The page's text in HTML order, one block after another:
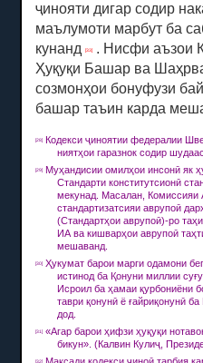
ҷинояти дигар содир
маълумоти марбут ба
кунанд[33] . Нисфи аъзои
Ҳуқуқи Башар ва
созмонҳои бонуфузи
башар таъин карда
[28]
Кодекси ҷиноятии федералии
ниятҳои гаразнок содир
[29]
Муҳандисии омилҳои инсонӣ як
Стандарти конститутсионӣ
мекунад.Масалан, Комиссияи
стандартизатсияи аврупоӣ
(Стандартҳои аврупоӣ)-ро
ИА ва кишварҳои аврупоӣ
мешаванд.
[30] Ҳукумат барои марги одамони
истинод ба Қонуни миллии
Исроил ба ҳамаи қурбониёни
таври қонунӣ ё ғайриқонунӣ
дод.
[31]
«Агар барои ҳифзи ҳуқуқи
бикун».(Калвин Кулиҷ,
[32]